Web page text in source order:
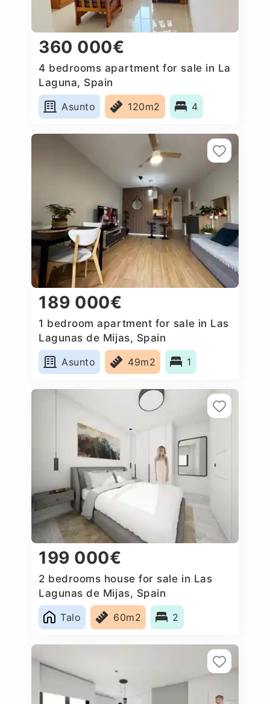
360 000€
4 bedrooms apartment for sale in La
Laguna, Spain
Asunto
120m2 4
189 000€
1 bedroom apartment for sale in Las
Lagunas de Mijas, Spain
Asunto
49m2 1
199 000€
2 bedrooms house for sale in Las
Lagunas de Mijas, Spain
Talo
60m2 2